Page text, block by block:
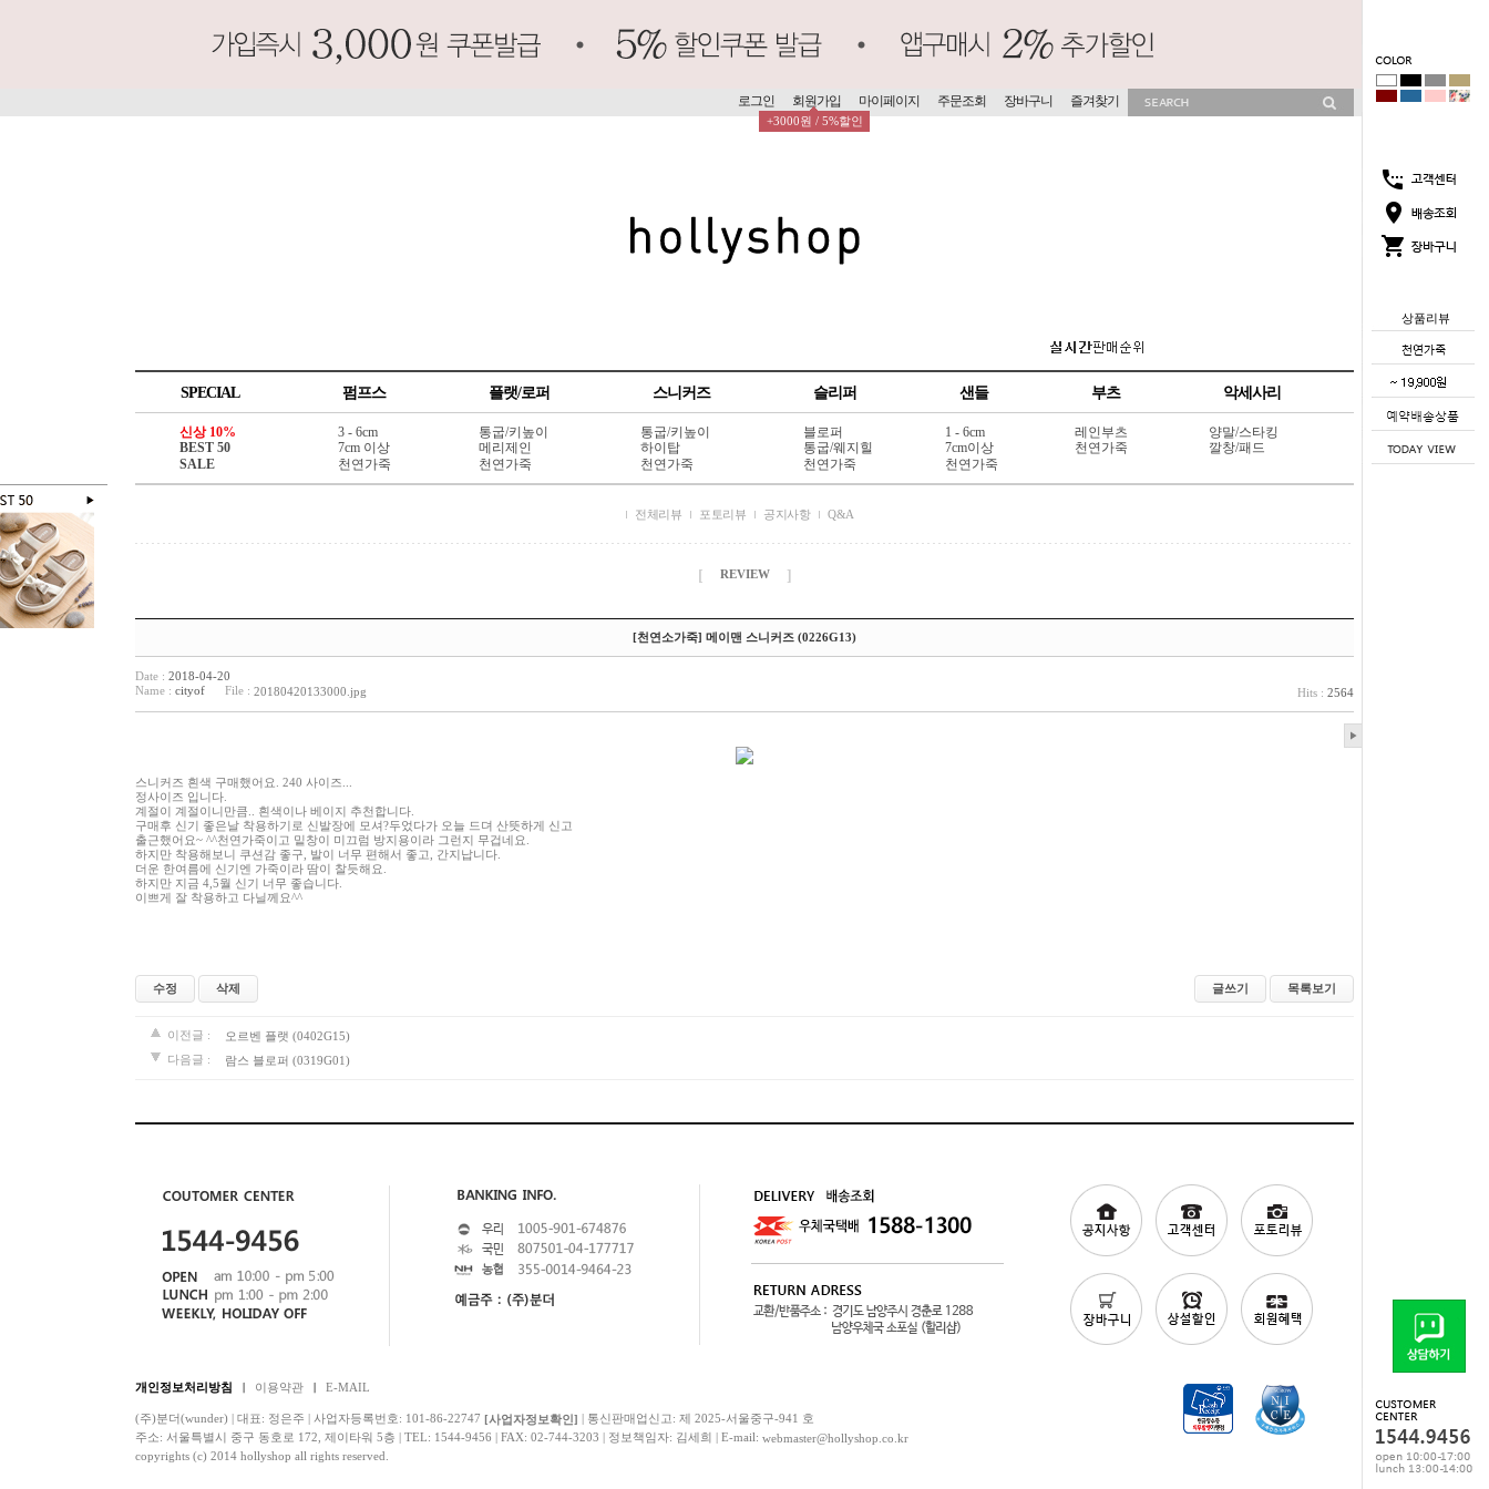
상품리뷰
로그인 회원가입
+3000원 / 5%할인
마이페이지 주문조회 장바구니 즐겨찾기
SPECIAL 펌프스 플랫/로퍼 스니커즈 슬리퍼 샌들 부츠 악세사리
신상 10%
BEST 50
SALE
3 - 6cm
7cm 이상
천연가죽
통굽/키높이
메리제인
천연가죽
통굽/키높이
하이탑
천연가죽
블로퍼
통굽/웨지힐
천연가죽
1 - 6cm
7cm이상
천연가죽
레인부츠
천연가죽
양말/스타킹
깔창/패드
전체리뷰 포토리뷰 공지사항 Q&A
[ REVIEW ]
[천연소가죽] 메이맨 스니커즈 (0226G13)
Date : 2018-04-20
Name : cityof File : 20180420133000.jpg Hits : 2564
스니커즈 흰색 구매했어요. 240 사이즈...
정사이즈 입니다.
계절이 계절이니만큼.. 흰색이나 베이지 추천합니다.
구매후 신기 좋은날 착용하기로 신발장에 모셔?두었다가 오늘 드뎌 산뜻하게 신고
출근했어요~ ^^천연가죽이고 밑창이 미끄럼 방지용이라 그런지 무겁네요.
하지만 착용해보니 쿠션감 좋구, 발이 너무 편해서 좋고, 간지납니다.
더운 한여름에 신기엔 가죽이라 땀이 찰듯해요.
하지만 지금 4,5월 신기 너무 좋습니다.
이쁘게 잘 착용하고 다닐께요^^
수정 삭제 글쓰기 목록보기
이전글 :
오르벤 플랫 (0402G15)
다음글 :
람스 블로퍼 (0319G01)
개인정보처리방침 이용약관 E-MAIL
(주)분더(wunder) | 대표: 정은주 | 사업자등록번호: 101-86-22747 [사업자정보확인] | 통신판매업신고: 제 2025-서울중구-941 호
주소: 서울특별시 중구 동호로 172, 제이타워 5층 | TEL: 1544-9456 | FAX: 02-744-3203 | 정보책임자: 김세희 | E-mail: webmaster@hollyshop.co.kr
copyrights (c) 2014 hollyshop all rights reserved.